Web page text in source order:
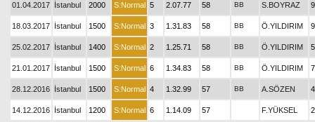
01.04.2017 İstanbul 2000 S:Normal 5 2.07.77 58 BB S.BOYRAZ 9
18.03.2017 İstanbul 1500 S:Normal 3 1.31.83 58 BB Ö.YILDIRIM 9
25.02.2017 İstanbul 1400 S:Normal 2 1.25.71 58 BB Ö.YILDIRIM 5
21.01.2017 İstanbul 1500 S:Normal 6 1.34.83 58 BB Ö.YILDIRIM 7
28.12.2016 İstanbul 1500 S:Normal 4 1.32.99 57 BB A.SÖZEN 4
14.12.2016 İstanbul 1200 S:Normal 6 1.14.09 57 F.YÜKSEL
2